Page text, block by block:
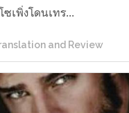
เพิ่งโดนเทร...
and Review